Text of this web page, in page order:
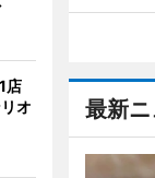
最新
店
オ